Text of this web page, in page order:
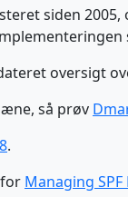
siden
oversigt
så prøv
.
Managing SPF